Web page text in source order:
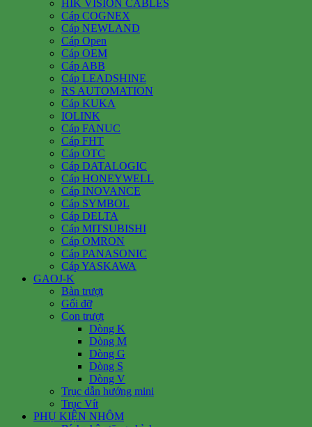
HIK VISION CABLES
Cáp COGNEX
Cáp NEWLAND
Cáp Open
Cáp OEM
Cáp ABB
Cáp LEADSHINE
RS AUTOMATION
Cáp KUKA
IOLINK
Cáp FANUC
Cáp FHT
Cáp OTC
Cáp DATALOGIC
Cáp HONEYWELL
Cáp INOVANCE
Cáp SYMBOL
Cáp DELTA
Cáp MITSUBISHI
Cáp OMRON
Cáp PANASONIC
Cáp YASKAWA
GAOJ-K
Bàn trượt
Gối đỡ
Con trượt
Dòng K
Dòng M
Dòng G
Dòng S
Dòng V
Trục dẫn hướng mini
Trục Vít
PHỤ KIỆN NHÔM